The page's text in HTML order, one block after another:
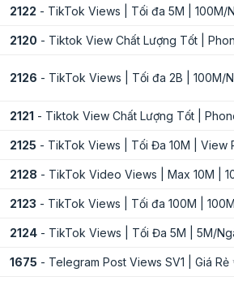
2122 - TikTok Views | Tối đa 5M | 100M/
2120 - Tiktok View Chất Lượng Tốt |
2126 - TikTok Views | Tối đa 2B | 100M/
2121 - Tiktok View Chất Lượng Tốt |
2125 - TikTok Views | Tối Đa 10M | View
2128 - TikTok Video Views | Max 10M |
2123 - TikTok Views | Tối đa 100M |
2124 - TikTok Views | Tối Đa 5M | 5M/
1675 - Telegram Post Views SV1 | Giá Rẻ